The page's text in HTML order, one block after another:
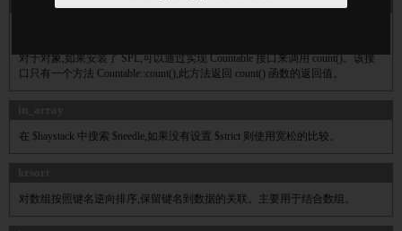
对于对象,如果安装了 SPL,可以通过实现 Countable 接口来调用 count()。该接
口只有一个方法 Countable::count(),此方法返回 count() 函数的返回值。
在 $haystack 中搜索 $needle,如果没有设置 $strict 则使用宽松的比较。
对数组按照键名逆向排序,保留键名到数据的关联。主要用于结合数组。